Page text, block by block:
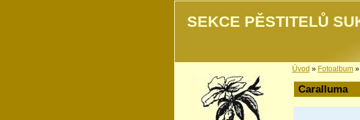
SEKCE PĚSTITELŮ
Úvod » Fotoalbum»
Caralluma